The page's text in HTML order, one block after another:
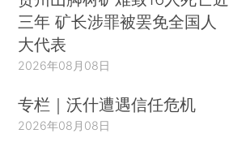
三年 矿长涉罪被罢免全国人
大代表
2026年08月08日
专栏｜沃什遭遇信任危机
2026年08月08日